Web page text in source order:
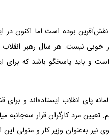
بوده است اما اکنون در
خوبی نیست. هر سال رهبر انقلاب
است و باید پاسخگو باشد که برای
پای انقلاب ایستاده‌اند و برای
مزد کارگران قرار سه‌جانبه
به‌عنوان وزیر کار و متولی این